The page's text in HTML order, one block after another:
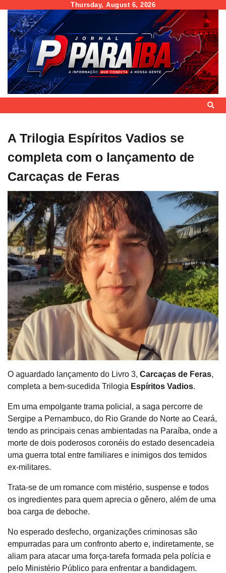
content
Thursday, August 6, 2026
A Trilogia Espíritos Vadios se
completa com o lançamento de
Carcaças de Feras
O aguardado lançamento do Livro 3, Carcaças de Feras,
completa a bem-sucedida Trilogia Espíritos Vadios.
Em uma empolgante trama policial, a saga percorre de
Sergipe a Pernambuco, do Rio Grande do Norte ao Ceará,
tendo as principais cenas ambientadas na Paraíba, onde a
morte de dois poderosos coronéis do estado desencadeia
uma guerra total entre familiares e inimigos dos temidos
ex-militares.
Trata-se de um romance com mistério, suspense e todos
os ingredientes para quem aprecia o gênero, além de uma
boa carga de deboche.
No esperado desfecho, organizações criminosas são
empurradas para um confronto aberto e, indiretamente, se
aliam para atacar uma força-tarefa formada pela polícia e
pelo Ministério Público para enfrentar a bandidagem.